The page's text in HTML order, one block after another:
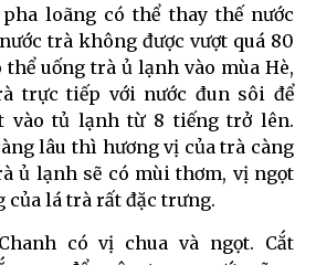
loãng có thể thay thế nước
trà không được vượt quá 80
thể uống trà ủ lạnh vào mùa Hè,
trực tiếp với nước đun sôi để
vào tủ lạnh từ 8 tiếng trở lên.
lâu thì hương vị của trà càng
ủ lạnh sẽ có mùi thơm, vị ngọt
của lá trà rất đặc trưng.
có vị chua và ngọt. Cắt